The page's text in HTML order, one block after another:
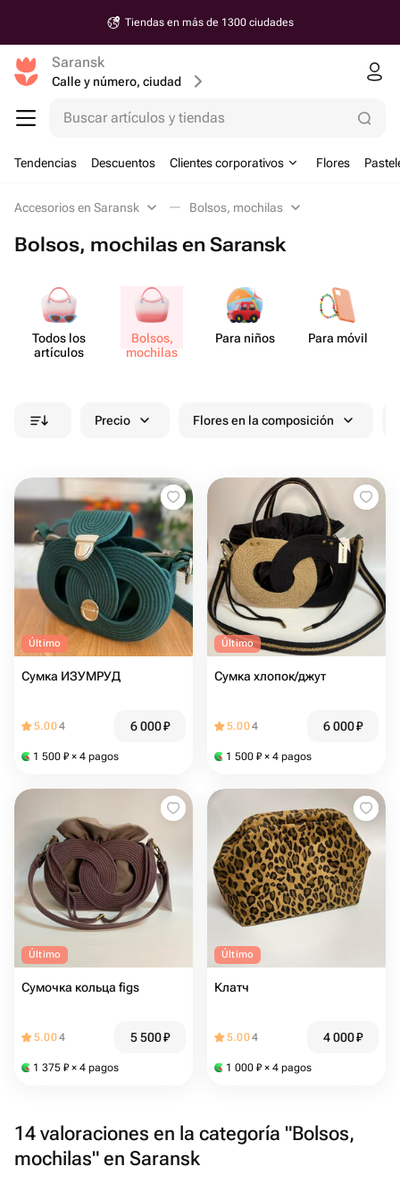
Tiendas en más de 1300 ciudades
Saransk
Calle y número, ciudad
Buscar artículos y tiendas
Tendencias Descuentos Clientes corporativos Flores
Accesorios en Saransk Bolsos, mochilas
Bolsos, mochilas en Saransk
Todos los
artículos
Bolsos,
mochilas
Para niños Para móvil
Precio Flores en la composición
Último
Сумка ИЗУМРУД
5.004 6 000₽
1 500 ₽ × 4 pagos
Último
Сумка хлопок/джут
5.004 6 000₽
1 500 ₽ × 4 pagos
Último
Сумочка кольца figs
5.004 5 500₽
1 375 ₽ × 4 pagos
Último
Клатч
5.004 4 000₽
1 000 ₽ × 4 pagos
14 valoraciones en la categoría "Bolsos,
mochilas" en Saransk